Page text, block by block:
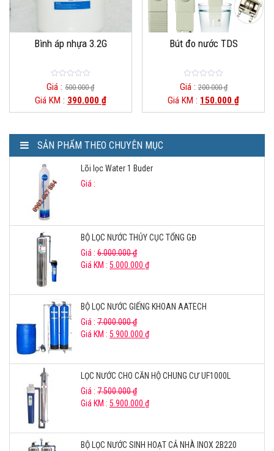
Bình áp nhựa 3.2G
0
o
u
o
Giá :500.000₫
Giá KM : 390.000 ₫
Bút đo nước TDS
0
o
u
o
Giá :200.000₫
Giá KM : 150.000₫
SẢN PHẨM THEO CHUYÊN MỤC
Lõi lọc Water 1 Buder
Giá :
BỘ LỌC NƯỚC THỦY CỤC TỔNG GĐ
Giá : 6.000.000₫
Giá KM : 5.000.000 ₫
BỘ LỌC NƯỚC GIẾNG KHOAN AATECH
Giá : 7.000.000₫
Giá KM : 5.900.000 ₫
LỌC NƯỚC CHO CĂN HỘ CHUNG CƯ UF1000L
Giá : 7.500.000₫
Giá KM : 5.900.000 ₫
BỘ LỌC NƯỚC SINH HOẠT CẢ NHÀ INOX 2B220